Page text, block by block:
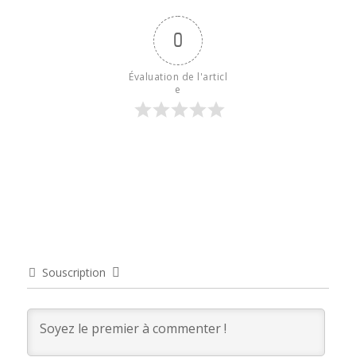
0
Évaluation de l'articl
e
Souscription